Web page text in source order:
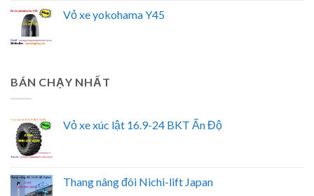
Vỏ xe yokohama Y45
BÁN CHẠY NHẤT
Vỏ xe xúc lật 16.9-24 BKT Ấn Độ
Thang nâng đôi Nichi-lift Japan